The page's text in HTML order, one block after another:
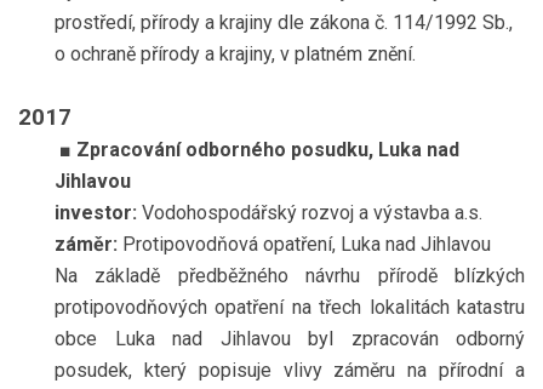
prostředí, přírody a krajiny dle zákona č. 114/1992 Sb.,
o ochraně přírody a krajiny, v platném znění.
2017
■ Zpracování odborného posudku, Luka nad
Jihlavou
investor: Vodohospodářský rozvoj a výstavba a.s.
záměr: Protipovodňová opatření, Luka nad Jihlavou
Na základě předběžného návrhu přírodě blízkých
protipovodňových opatření na třech lokalitách katastru
obce Luka nad Jihlavou byl zpracován odborný
posudek, který popisuje vlivy záměru na přírodní a